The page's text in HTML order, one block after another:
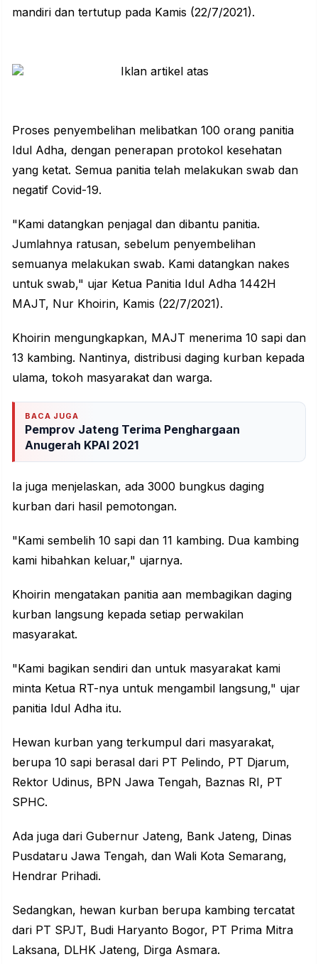
mandiri dan tertutup pada Kamis (22/7/2021).
Proses penyembelihan melibatkan 100 orang panitia
Idul Adha, dengan penerapan protokol kesehatan
yang ketat. Semua panitia telah melakukan swab dan
negatif Covid-19.
"Kami datangkan penjagal dan dibantu panitia.
Jumlahnya ratusan, sebelum penyembelihan
semuanya melakukan swab. Kami datangkan nakes
untuk swab," ujar Ketua Panitia Idul Adha 1442H
MAJT, Nur Khoirin, Kamis (22/7/2021).
Khoirin mengungkapkan, MAJT menerima 10 sapi dan
13 kambing. Nantinya, distribusi daging kurban kepada
ulama, tokoh masyarakat dan warga.
BACA JUGA
Pemprov Jateng Terima Penghargaan
Anugerah KPAI 2021
Ia juga menjelaskan, ada 3000 bungkus daging
kurban dari hasil pemotongan.
"Kami sembelih 10 sapi dan 11 kambing. Dua kambing
kami hibahkan keluar," ujarnya.
Khoirin mengatakan panitia aan membagikan daging
kurban langsung kepada setiap perwakilan
masyarakat.
"Kami bagikan sendiri dan untuk masyarakat kami
minta Ketua RT-nya untuk mengambil langsung," ujar
panitia Idul Adha itu.
Hewan kurban yang terkumpul dari masyarakat,
berupa 10 sapi berasal dari PT Pelindo, PT Djarum,
Rektor Udinus, BPN Jawa Tengah, Baznas RI, PT
SPHC.
Ada juga dari Gubernur Jateng, Bank Jateng, Dinas
Pusdataru Jawa Tengah, dan Wali Kota Semarang,
Hendrar Prihadi.
Sedangkan, hewan kurban berupa kambing tercatat
dari PT SPJT, Budi Haryanto Bogor, PT Prima Mitra
Laksana, DLHK Jateng, Dirga Asmara.